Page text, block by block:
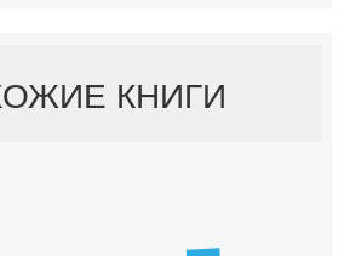
КНИГИ